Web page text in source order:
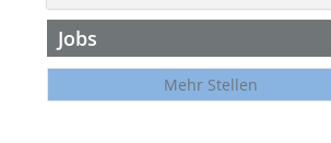
Jobs
Mehr Stellen